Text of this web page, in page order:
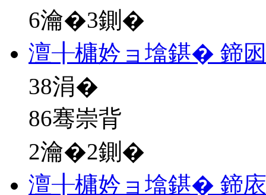
6瀹�3鍘�
澶╂槦妗ョ墖鍖� 鍗
38涓�
86骞崇背
2瀹�2鍘�
澶╂槦妗ョ墖鍖� 鍗